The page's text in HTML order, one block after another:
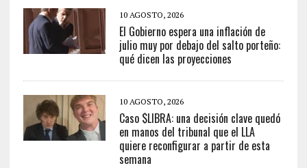
10 AGOSTO, 2026
El Gobierno espera una inflación de
julio muy por debajo del salto porteño:
qué dicen las proyecciones
10 AGOSTO, 2026
Caso $LIBRA: una decisión clave quedó
en manos del tribunal que el LLA
quiere reconfigurar a partir de esta
semana